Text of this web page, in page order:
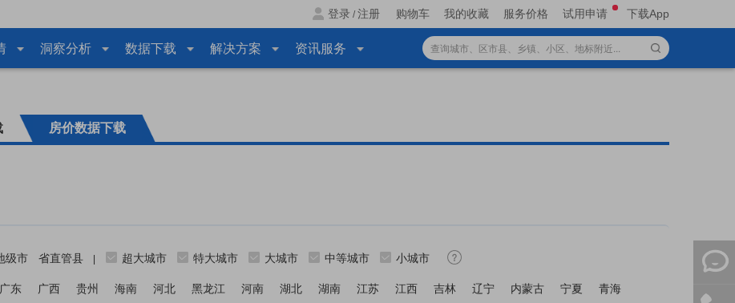
登录 / 注册 购物车 我的收藏 服务价格 试用申请 下载App
洞察分析 数据下载 解决方案 资讯服务
房价数据下载
级市 省直管县 超大城市 特大城市 大城市 中等城市 小城市
广东 广西 贵州 海南 河北 黑龙江 河南 湖北 湖南 江苏 江西 吉林 辽宁 内蒙古 宁夏 青海